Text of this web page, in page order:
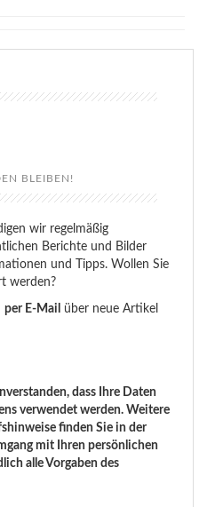
BLEIBEN!
wir regelmäßig
Berichte und Bilder
und Tipps. Wollen Sie
werden?
per E-Mail
über neue Artikel
dass Ihre Daten
verwendet werden. Weitere
finden Sie in der
mit Ihren persönlichen
alle Vorgaben des